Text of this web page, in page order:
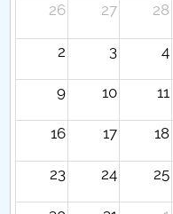
26
27 28
2 3 4
9 10 11
16 17 18
23 24 25